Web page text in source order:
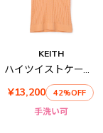
KEITH
ハイツイストケーブルポロカラーニット
¥13,200
42%OFF
手洗い可